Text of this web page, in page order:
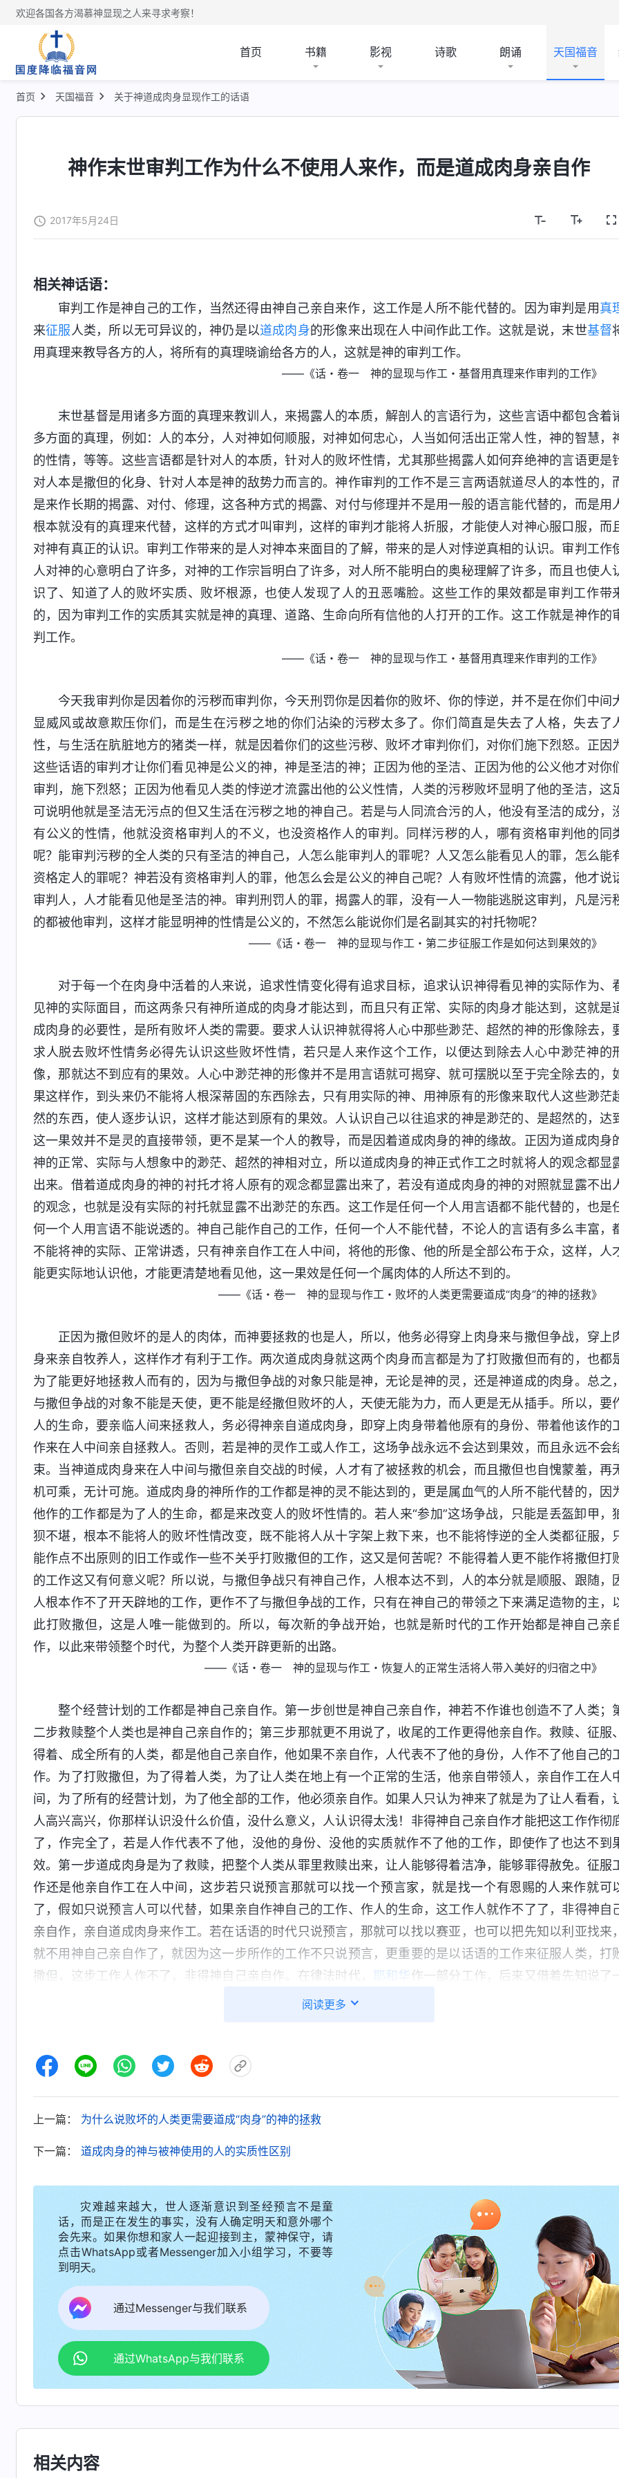
欢迎各国各方渴慕神显现之人来寻求考察！
首页 书籍 影视 诗歌 朗诵 天国福音
首页 天国福音 关于神道成肉身显现作工的话语
神作末世审判工作为什么不使用人来作，而是道成肉身亲自作
2017年5月24日
相关神话语：
审判工作是神自己的工作，当然还得由神自己亲自来作，这工作是人所不能代替的。因为审判是用真
来征服人类，所以无可异议的，神仍是以道成肉身的形像来出现在人中间作此工作。这就是说，末世基督
用真理来教导各方的人，将所有的真理晓谕给各方的人，这就是神的审判工作。
——《话・卷一 神的显现与作工・基督用真理来作审判的工作》
末世基督是用诸多方面的真理来教训人，来揭露人的本质，解剖人的言语行为，这些言语中都包含着
多方面的真理，例如：人的本分，人对神如何顺服，对神如何忠心，人当如何活出正常人性，神的智慧，
的性情，等等。这些言语都是针对人的本质，针对人的败坏性情，尤其那些揭露人如何弃绝神的言语更是
对人本是撒但的化身、针对人本是神的敌势力而言的。神作审判的工作不是三言两语就道尽人的本性的，
是来作长期的揭露、对付、修理，这各种方式的揭露、对付与修理并不是用一般的语言能代替的，而是用
根本就没有的真理来代替，这样的方式才叫审判，这样的审判才能将人折服，才能使人对神心服口服，而
对神有真正的认识。审判工作带来的是人对神本来面目的了解，带来的是人对悖逆真相的认识。审判工作
人对神的心意明白了许多，对神的工作宗旨明白了许多，对人所不能明白的奥秘理解了许多，而且也使人
识了、知道了人的败坏实质、败坏根源，也使人发现了人的丑恶嘴脸。这些工作的果效都是审判工作带
的，因为审判工作的实质其实就是神的真理、道路、生命向所有信他的人打开的工作。这工作就是神作的
判工作。
——《话・卷一 神的显现与作工・基督用真理来作审判的工作》
今天我审判你是因着你的污秽而审判你，今天刑罚你是因着你的败坏、你的悖逆，并不是在你们中间
显威风或故意欺压你们，而是生在污秽之地的你们沾染的污秽太多了。你们简直是失去了人格，失去了
性，与生活在肮脏地方的猪类一样，就是因着你们的这些污秽、败坏才审判你们，对你们施下烈怒。正因
这些话语的审判才让你们看见神是公义的神，神是圣洁的神；正因为他的圣洁、正因为他的公义他才对你
审判，施下烈怒；正因为他看见人类的悖逆才流露出他的公义性情，人类的污秽败坏显明了他的圣洁，这
可说明他就是圣洁无污点的但又生活在污秽之地的神自己。若是与人同流合污的人，他没有圣洁的成分，
有公义的性情，他就没资格审判人的不义，也没资格作人的审判。同样污秽的人，哪有资格审判他的同
呢？能审判污秽的全人类的只有圣洁的神自己，人怎么能审判人的罪呢？人又怎么能看见人的罪，怎么能
资格定人的罪呢？神若没有资格审判人的罪，他怎么会是公义的神自己呢？人有败坏性情的流露，他才说
审判人，人才能看见他是圣洁的神。审判刑罚人的罪，揭露人的罪，没有一人一物能逃脱这审判，凡是污
的都被他审判，这样才能显明神的性情是公义的，不然怎么能说你们是名副其实的衬托物呢？
——《话・卷一 神的显现与作工・第二步征服工作是如何达到果效的》
对于每一个在肉身中活着的人来说，追求性情变化得有追求目标，追求认识神得看见神的实际作为、
见神的实际面目，而这两条只有神所道成的肉身才能达到，而且只有正常、实际的肉身才能达到，这就是
成肉身的必要性，是所有败坏人类的需要。要求人认识神就得将人心中那些渺茫、超然的神的形像除去，
求人脱去败坏性情务必得先认识这些败坏性情，若只是人来作这个工作，以便达到除去人心中渺茫神的
像，那就达不到应有的果效。人心中渺茫神的形像并不是用言语就可揭穿、就可摆脱以至于完全除去的，
果这样作，到头来仍不能将人根深蒂固的东西除去，只有用实际的神、用神原有的形像来取代人这些渺茫
然的东西，使人逐步认识，这样才能达到原有的果效。人认识自己以往追求的神是渺茫的、是超然的，达
这一果效并不是灵的直接带领，更不是某一个人的教导，而是因着道成肉身的神的缘故。正因为道成肉身
神的正常、实际与人想象中的渺茫、超然的神相对立，所以道成肉身的神正式作工之时就将人的观念都显
出来。借着道成肉身的神的衬托才将人原有的观念都显露出来了，若没有道成肉身的神的对照就显露不出
的观念，也就是没有实际的衬托就显露不出渺茫的东西。这工作是任何一个人用言语都不能代替的，也是
何一个人用言语不能说透的。神自己能作自己的工作，任何一个人不能代替，不论人的言语有多么丰富，
不能将神的实际、正常讲透，只有神亲自作工在人中间，将他的形像、他的所是全部公布于众，这样，人
能更实际地认识他，才能更清楚地看见他，这一果效是任何一个属肉体的人所达不到的。
——《话・卷一 神的显现与作工・败坏的人类更需要道成“肉身”的神的拯救》
正因为撒但败坏的是人的肉体，而神要拯救的也是人，所以，他务必得穿上肉身来与撒但争战，穿上
身来亲自牧养人，这样作才有利于工作。两次道成肉身就这两个肉身而言都是为了打败撒但而有的，也都
为了能更好地拯救人而有的，因为与撒但争战的对象只能是神，无论是神的灵，还是神道成的肉身。总之，
与撒但争战的对象不能是天使，更不能是经撒但败坏的人，天使无能为力，而人更是无从插手。所以，要
人的生命，要亲临人间来拯救人，务必得神亲自道成肉身，即穿上肉身带着他原有的身份、带着他该作的
作来在人中间亲自拯救人。否则，若是神的灵作工或人作工，这场争战永远不会达到果效，而且永远不会
束。当神道成肉身来在人中间与撒但亲自交战的时候，人才有了被拯救的机会，而且撒但也自愧蒙羞，再
机可乘，无计可施。道成肉身的神所作的工作都是神的灵不能达到的，更是属血气的人所不能代替的，因
他作的工作都是为了人的生命，都是来改变人的败坏性情的。若人来“参加”这场争战，只能是丢盔卸甲，
狈不堪，根本不能将人的败坏性情改变，既不能将人从十字架上救下来，也不能将悖逆的全人类都征服，
能作点不出原则的旧工作或作一些不关乎打败撒但的工作，这又是何苦呢？不能得着人更不能作将撒但打
的工作这又有何意义呢？所以说，与撒但争战只有神自己作，人根本达不到，人的本分就是顺服、跟随，
人根本作不了开天辟地的工作，更作不了与撒但争战的工作，只有在神自己的带领之下来满足造物的主，
此打败撒但，这是人唯一能做到的。所以，每次新的争战开始，也就是新时代的工作开始都是神自己亲
作，以此来带领整个时代，为整个人类开辟更新的出路。
——《话・卷一 神的显现与作工・恢复人的正常生活将人带入美好的归宿之中》
整个经营计划的工作都是神自己亲自作。第一步创世是神自己亲自作，神若不作谁也创造不了人类；
二步救赎整个人类也是神自己亲自作的；第三步那就更不用说了，收尾的工作更得他亲自作。救赎、征服、
得着、成全所有的人类，都是他自己亲自作，他如果不亲自作，人代表不了他的身份，人作不了他自己的
作。为了打败撒但，为了得着人类，为了让人类在地上有一个正常的生活，他亲自带领人，亲自作工在人
间，为了所有的经营计划，为了他全部的工作，他必须亲自作。如果人只认为神来了就是为了让人看看，
人高兴高兴，你那样认识没什么价值，没什么意义，人认识得太浅！非得神自己亲自作才能把这工作作彻
了，作完全了，若是人作代表不了他，没他的身份、没他的实质就作不了他的工作，即使作了也达不到
效。第一步道成肉身是为了救赎，把整个人类从罪里救赎出来，让人能够得着洁净，能够罪得赦免。征服
作还是他亲自作工在人中间，这步若只说预言那就可以找一个预言家，就是找一个有恩赐的人来作就可
了，假如只说预言人可以代替，如果亲自作神自己的工作、作人的生命，这工作人就作不了了，非得神自
亲自作，亲自道成肉身来作工。若在话语的时代只说预言，那就可以找以赛亚，也可以把先知以利亚找来，
就不用神自己亲自作了，就因为这一步所作的工作不只说预言，更重要的是以话语的工作来征服人类，打
撒但，这步工作人作不了，非得神自己亲自作。在律法时代， 耶和华作一部分工作，后来又借着先知说了
些话、作了一些工作，那是因为人能代替他的工作，预言家能代替他说预言，能代替他解一些异梦，因为当
步工作就相当于带领人，是与撒但争战的起步，但并没有正式开始。与撒但正式争战是从第一次道成肉身开
争战，还没涉及什么大的工作，但也是为了后来的争战工作而打基础的。后来第二步在恩典时代的工作涉及
步工作谁也代替不了，因为这工作是代表直接与撒但交手的工作。假如让人代替这工作，在撒但面前撒但就
不服气，根本没法打败它，非得借着道成肉身来打败它，因为神道成肉身的实质仍是神，仍是人的生命，是
造物的主，无论怎么样，他的身份与实质不会变，所以他穿上肉身作工来使撒但彻底服气。末了这步工作假
如让人去作，直接让人说话人说不了，若说预言没法征服人，借着道成肉身来打败撒但，来使撒但彻底服
气，把撒但彻底打败了，把人彻底征服了，再把人彻底得着了，这步工作就结束了，大功就告成了。神自
的经营无人能代替，尤其带领时代的工作、开辟新的工作更得神自己亲自作，就如让人得着启示了，得着预
言了，这可以让人来代替，如果是神自己要作的工作，亲自与撒但争战的工作就不让人去作。第一步工作没
与撒但争战的时候，借着先知说预言，耶和华亲自带领以色列众百姓，后来第二步工作是与撒但争战，神
己就亲自道成肉身了，来在肉身之中作工，只要涉及与撒但争战就涉及道成肉身，就是说，争战不能让人
人只可以作一部分工作，可以笼络一些人，但代替不了神自己的工作。人哪能跟撒但争战呢？没等你争战它
阅读更多
上一篇： 为什么说败坏的人类更需要道成“肉身”的神的拯救
下一篇： 道成肉身的神与被神使用的人的实质性区别
灾难越来越大，世人逐渐意识到圣经预言不是童
话，而是正在发生的事实，没有人确定明天和意外哪个
会先来。如果你想和家人一起迎接到主，蒙神保守，请
点击WhatsApp或者Messenger加入小组学习，不要等
到明天。
通过Messenger与我们联系
通过WhatsApp与我们联系
相关内容